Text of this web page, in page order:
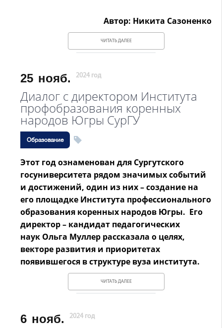
Автор: Никита Сазоненко
ЧИТАТЬ ДАЛЕЕ
25 нояб. 2024 год
Диалог с директором Института
профобразования коренных
народов Югры СурГУ
Образование
Этот год ознаменован для Сургутского
госуниверситета рядом значимых событий
и достижений, один из них – создание на
его площадке Института профессионального
образования коренных народов Югры. Его
директор – кандидат педагогических
наук Ольга Муллер рассказала о целях,
векторе развития и приоритетах
появившегося в структуре вуза института.
ЧИТАТЬ ДАЛЕЕ
6 нояб. 2024 год